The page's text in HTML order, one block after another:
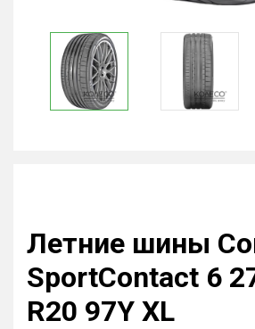
Летние шины
SportContact 6
R20 97Y XL